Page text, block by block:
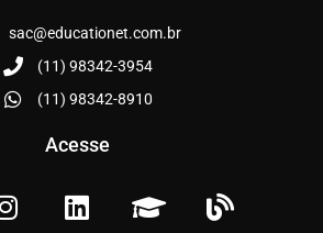
sac@educationet.com.br
(11) 98342-3954
(11) 98342-8910
Acesse